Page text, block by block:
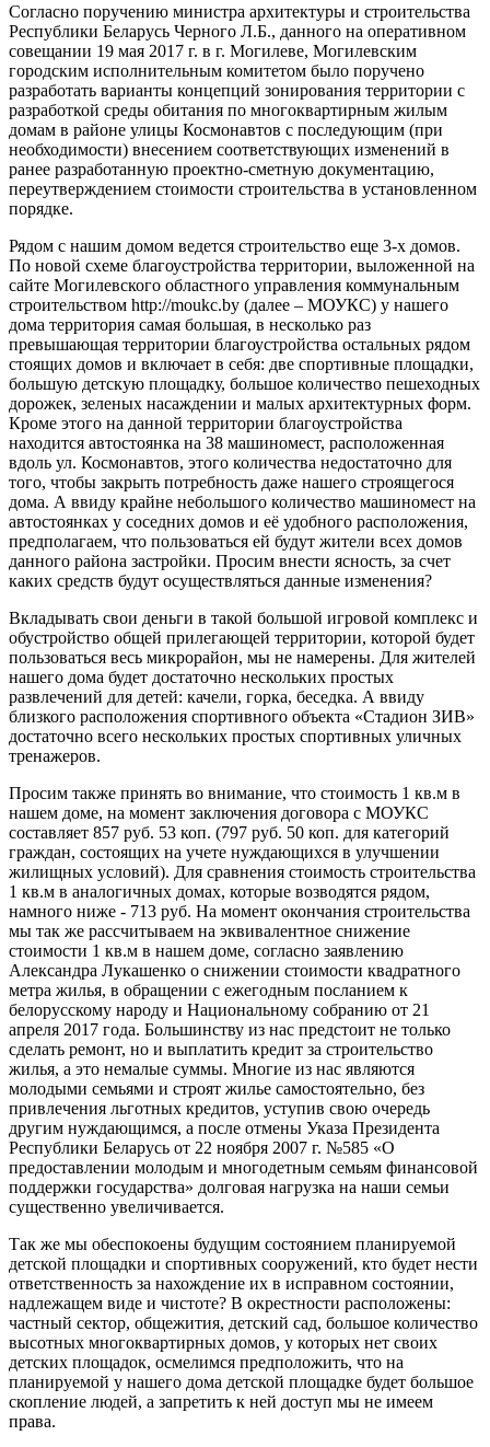
Согласно поручению министра архитектуры и строительства
Республики Беларусь Черного Л.Б., данного на оперативном
совещании 19 мая 2017 г. в г. Могилеве, Могилевским
городским исполнительным комитетом было поручено
разработать варианты концепций зонирования территории с
разработкой среды обитания по многоквартирным жилым
домам в районе улицы Космонавтов с последующим (при
необходимости) внесением соответствующих изменений в
ранее разработанную проектно-сметную документацию,
переутверждением стоимости строительства в установленном
порядке.
Рядом с нашим домом ведется строительство еще 3-х домов.
По новой схеме благоустройства территории, выложенной на
сайте Могилевского областного управления коммунальным
строительством http://moukc.by (далее – МОУКС) у нашего
дома территория самая большая, в несколько раз
превышающая территории благоустройства остальных рядом
стоящих домов и включает в себя: две спортивные площадки,
большую детскую площадку, большое количество пешеходных
дорожек, зеленых насаждении и малых архитектурных форм.
Кроме этого на данной территории благоустройства
находится автостоянка на 38 машиномест, расположенная
вдоль ул. Космонавтов, этого количества недостаточно для
того, чтобы закрыть потребность даже нашего строящегося
дома. А ввиду крайне небольшого количество машиномест на
автостоянках у соседних домов и её удобного расположения,
предполагаем, что пользоваться ей будут жители всех домов
данного района застройки. Просим внести ясность, за счет
каких средств будут осуществляться данные изменения?
Вкладывать свои деньги в такой большой игровой комплекс и
обустройство общей прилегающей территории, которой будет
пользоваться весь микрорайон, мы не намерены. Для жителей
нашего дома будет достаточно нескольких простых
развлечений для детей: качели, горка, беседка. А ввиду
близкого расположения спортивного объекта «Стадион ЗИВ»
достаточно всего нескольких простых спортивных уличных
тренажеров.
Просим также принять во внимание, что стоимость 1 кв.м в
нашем доме, на момент заключения договора с МОУКС
составляет 857 руб. 53 коп. (797 руб. 50 коп. для категорий
граждан, состоящих на учете нуждающихся в улучшении
жилищных условий). Для сравнения стоимость строительства
1 кв.м в аналогичных домах, которые возводятся рядом,
намного ниже - 713 руб. На момент окончания строительства
мы так же рассчитываем на эквивалентное снижение
стоимости 1 кв.м в нашем доме, согласно заявлению
Александра Лукашенко о снижении стоимости квадратного
метра жилья, в обращении с ежегодным посланием к
белорусскому народу и Национальному собранию от 21
апреля 2017 года. Большинству из нас предстоит не только
сделать ремонт, но и выплатить кредит за строительство
жилья, а это немалые суммы. Многие из нас являются
молодыми семьями и строят жилье самостоятельно, без
привлечения льготных кредитов, уступив свою очередь
другим нуждающимся, а после отмены Указа Президента
Республики Беларусь от 22 ноября 2007 г. №585 «О
предоставлении молодым и многодетным семьям финансовой
поддержки государства» долговая нагрузка на наши семьи
существенно увеличивается.
Так же мы обеспокоены будущим состоянием планируемой
детской площадки и спортивных сооружений, кто будет нести
ответственность за нахождение их в исправном состоянии,
надлежащем виде и чистоте? В окрестности расположены:
частный сектор, общежития, детский сад, большое количество
высотных многоквартирных домов, у которых нет своих
детских площадок, осмелимся предположить, что на
планируемой у нашего дома детской площадке будет большое
скопление людей, а запретить к ней доступ мы не имеем
права.